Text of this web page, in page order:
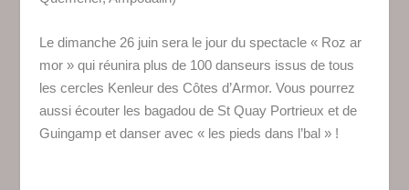
Le dimanche 26 juin sera le jour du spectacle « Roz ar
mor » qui réunira plus de 100 danseurs issus de tous
les cercles Kenleur des Côtes d’Armor. Vous pourrez
aussi écouter les bagadou de St Quay Portrieux et de
Guingamp et danser avec « les pieds dans l’bal » !